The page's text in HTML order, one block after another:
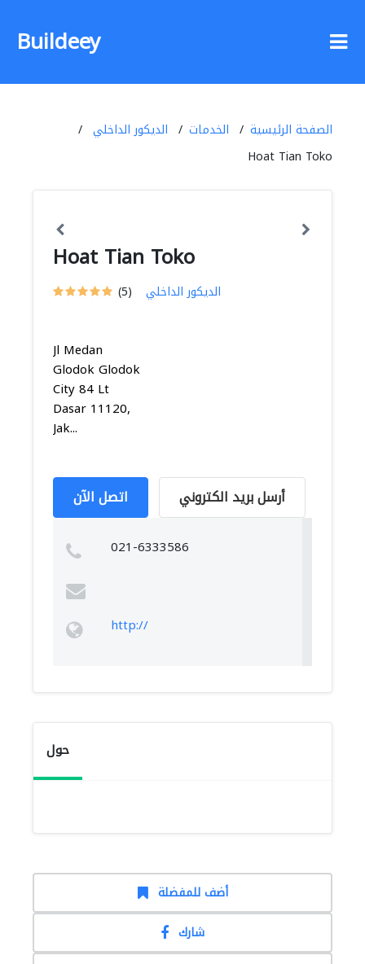
Buildeey
الصفحة الرئيسية الخدمات
الديكور الداخلي
Hoat Tian Toko
Hoat Tian Toko
(5) الديكور الداخلي
Jl Medan
Glodok Glodok
City 84 Lt
Dasar 11120,
Jak...
اتصل الآن أرسل بريد الكتروني
021-6333586
http://
حول
أضف للمفضلة
شارك